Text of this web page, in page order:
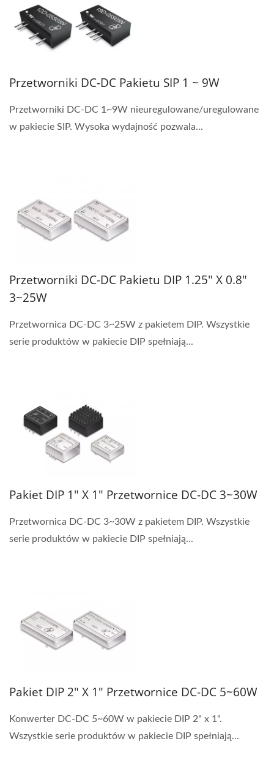
Przetworniki DC-DC Pakietu SIP 1 ~ 9W
Przetworniki DC-DC 1~9W nieuregulowane/uregulowane
w pakiecie SIP. Wysoka wydajność pozwala...
Przetworniki DC-DC Pakietu DIP 1.25" X 0.8"
3~25W
Przetwornica DC-DC 3~25W z pakietem DIP. Wszystkie
serie produktów w pakiecie DIP spełniają...
Pakiet DIP 1" X 1" Przetwornice DC-DC 3~30W
Przetwornica DC-DC 3~30W z pakietem DIP. Wszystkie
serie produktów w pakiecie DIP spełniają...
Pakiet DIP 2" X 1" Przetwornice DC-DC 5~60W
Konwerter DC-DC 5~60W w pakiecie DIP 2" x 1".
Wszystkie serie produktów w pakiecie DIP spełniają...